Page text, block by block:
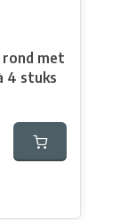
rond met
4 stuks